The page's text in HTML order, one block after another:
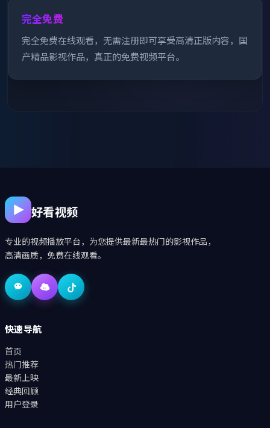
完全免费
完全免费在线观看，无需注册即可享受高清正版内容，国
产精品影视作品，真正的免费视频平台。
好看视频
专业的视频播放平台，为您提供最新最热门的影视作品，
高清画质，免费在线观看。
快速导航
首页
热门推荐
最新上映
经典回顾
用户登录